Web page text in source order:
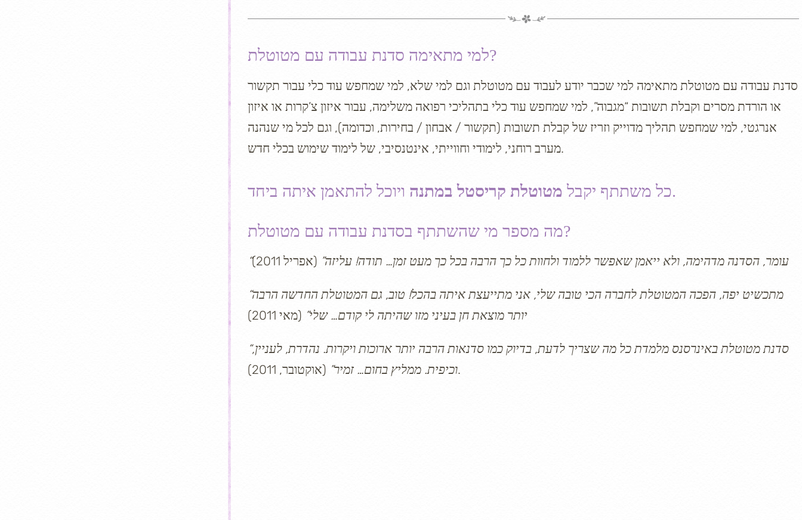
למי מתאימה סדנת עבודה עם מטוטלת?
סדנת עבודה עם מטוטלת מתאימה למי שכבר יודע לעבוד עם מטוטלת וגם למי שלא, למי שמחפש עוד כלי עבור תקשור
או הורדת מסרים וקבלת תשובות “מגבוה”, למי שמחפש עוד כלי בתהליכי רפואה משלימה, עבור איזון צ’קרות או איזון
אנרגטי, למי שמחפש תהליך מדוייק וזריז של קבלת תשובות (תקשור / אבחון / בחירות, וכדומה), וגם לכל מי שנהנה
מערב רוחני, לימודי וחווייתי, אינטנסיבי, של לימוד שימוש בכלי חדש.
כל משתתף יקבל מטוטלת קריסטל במתנה ויוכל להתאמן איתה ביחד.
מה מספר מי שהשתתף בסדנת עבודה עם מטוטלת?
“עומר, הסדנה מדהימה, ולא ייאמן שאפשר ללמוד ולחוות כל כך הרבה בכל כך מעט זמן… תודה! עליזה” (אפריל 2011)
“מתכשיט יפה, הפכה המטוטלת לחברה הכי טובה שלי, אני מתייעצת איתה בהכל! טוב, גם המטוטלת החדשה הרבה
יותר מוצאת חן בעיני מזו שהיתה לי קודם… שלי” (מאי 2011)
“סדנת מטוטלת באינרסנס מלמדת כל מה שצריך לדעת, בדיוק כמו סדנאות הרבה יותר ארוכות ויקרות. נהדרת, לעניין,
וכיפית. ממליץ בחום… זמיר”(אוקטובר, 2011).